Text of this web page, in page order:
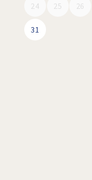
24 25 26
31